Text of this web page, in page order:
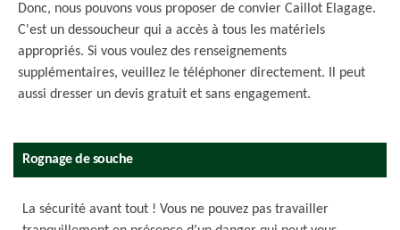
Donc, nous pouvons vous proposer de convier Caillot Elagage.
C'est un dessoucheur qui a accès à tous les matériels
appropriés. Si vous voulez des renseignements
supplémentaires, veuillez le téléphoner directement. Il peut
aussi dresser un devis gratuit et sans engagement.
Rognage de souche
La sécurité avant tout ! Vous ne pouvez pas travailler